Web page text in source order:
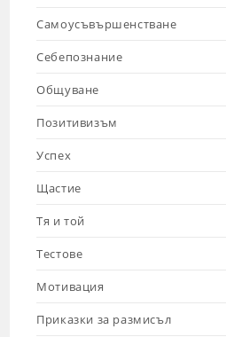
Самоусъвършенстване
Себепознание
Общуване
Позитивизъм
Успех
Щастие
Тя и той
Тестове
Мотивация
Приказки за размисъл